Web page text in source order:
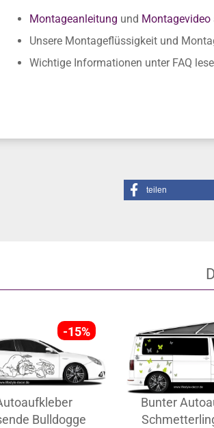
Montageanleitung und Montagevideo
Unsere Montageflüssigkeit und
Wichtige Informationen unter FAQ
teilen
-15%
Bulldogge
Bunter